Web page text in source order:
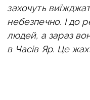
захочуть
небезпечно. І до
людей, а зараз
в Часів Яр. Це